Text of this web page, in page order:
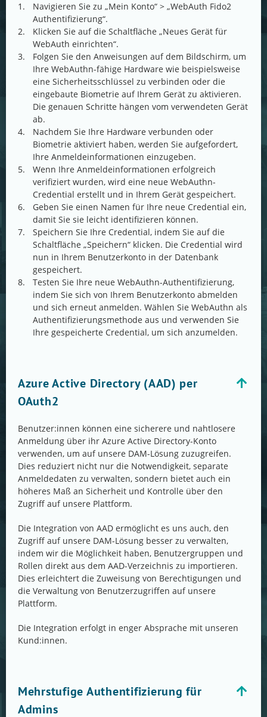
Navigieren Sie zu „Mein Konto“ > „WebAuth Fido2
Authentifizierung“.
Klicken Sie auf die Schaltfläche „Neues Gerät für
WebAuth einrichten“.
Folgen Sie den Anweisungen auf dem Bildschirm, um
Ihre WebAuthn-fähige Hardware wie beispielsweise
eine Sicherheitsschlüssel zu verbinden oder die
eingebaute Biometrie auf Ihrem Gerät zu aktivieren.
Die genauen Schritte hängen vom verwendeten Gerät
ab.
Nachdem Sie Ihre Hardware verbunden oder
Biometrie aktiviert haben, werden Sie aufgefordert,
Ihre Anmeldeinformationen einzugeben.
Wenn Ihre Anmeldeinformationen erfolgreich
verifiziert wurden, wird eine neue WebAuthn-
Credential erstellt und in Ihrem Gerät gespeichert.
Geben Sie einen Namen für Ihre neue Credential ein,
damit Sie sie leicht identifizieren können.
Speichern Sie Ihre Credential, indem Sie auf die
Schaltfläche „Speichern“ klicken. Die Credential wird
nun in Ihrem Benutzerkonto in der Datenbank
gespeichert.
Testen Sie Ihre neue WebAuthn-Authentifizierung,
indem Sie sich von Ihrem Benutzerkonto abmelden
und sich erneut anmelden. Wählen Sie WebAuthn als
Authentifizierungsmethode aus und verwenden Sie
Ihre gespeicherte Credential, um sich anzumelden.
Azure Active Directory (AAD) per
OAuth2
Benutzer:innen können eine sicherere und nahtlosere
Anmeldung über ihr Azure Active Directory-Konto
verwenden, um auf unsere DAM-Lösung zuzugreifen.
Dies reduziert nicht nur die Notwendigkeit, separate
Anmeldedaten zu verwalten, sondern bietet auch ein
höheres Maß an Sicherheit und Kontrolle über den
Zugriff auf unsere Plattform.
Die Integration von AAD ermöglicht es uns auch, den
Zugriff auf unsere DAM-Lösung besser zu verwalten,
indem wir die Möglichkeit haben, Benutzergruppen und
Rollen direkt aus dem AAD-Verzeichnis zu importieren.
Dies erleichtert die Zuweisung von Berechtigungen und
die Verwaltung von Benutzerzugriffen auf unsere
Plattform.
Die Integration erfolgt in enger Absprache mit unseren
Kund:innen.
Mehrstufige Authentifizierung für
Admins